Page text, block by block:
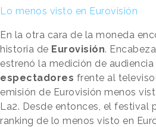
Lo menos visto en Eurovisión
En la otra cara de la moneda
historia de Eurovisión.
estrenó la medición de
espectadores frente al
emisión de Eurovisión menos
La2. Desde entonces, el festival
ranking de lo menos visto en